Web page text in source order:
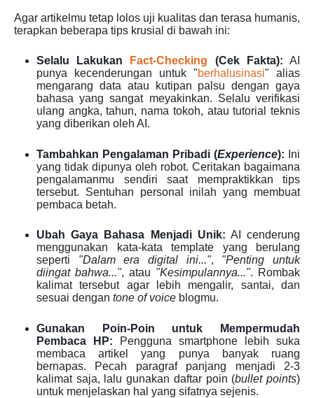
Agar artikelmu tetap lolos uji kualitas dan terasa humanis,
terapkan beberapa tips krusial di bawah ini:
Selalu Lakukan Fact-Checking (Cek Fakta): AI
punya kecenderungan untuk "berhalusinasi" alias
mengarang data atau kutipan palsu dengan gaya
bahasa yang sangat meyakinkan. Selalu verifikasi
ulang angka, tahun, nama tokoh, atau tutorial teknis
yang diberikan oleh AI.
Tambahkan Pengalaman Pribadi (Experience): Ini
yang tidak dipunya oleh robot. Ceritakan bagaimana
pengalamanmu sendiri saat mempraktikkan tips
tersebut. Sentuhan personal inilah yang membuat
pembaca betah.
Ubah Gaya Bahasa Menjadi Unik: AI cenderung
menggunakan kata-kata template yang berulang
seperti "Dalam era digital ini...", "Penting untuk
diingat bahwa...", atau "Kesimpulannya...". Rombak
kalimat tersebut agar lebih mengalir, santai, dan
sesuai dengan tone of voice blogmu.
Gunakan Poin-Poin untuk Mempermudah
Pembaca HP: Pengguna smartphone lebih suka
membaca artikel yang punya banyak ruang
bernapas. Pecah paragraf panjang menjadi 2-3
kalimat saja, lalu gunakan daftar poin (bullet points)
untuk menjelaskan hal yang sifatnya sejenis.